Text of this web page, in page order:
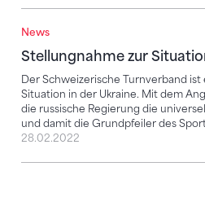
News
Stellungnahme zur
Der Schweizerische Turnverband
Situation in der Ukraine. Mit dem
die russische Regierung die
und damit die Grundpfeiler des
Stellungnahme zur Situation
28.02.2022